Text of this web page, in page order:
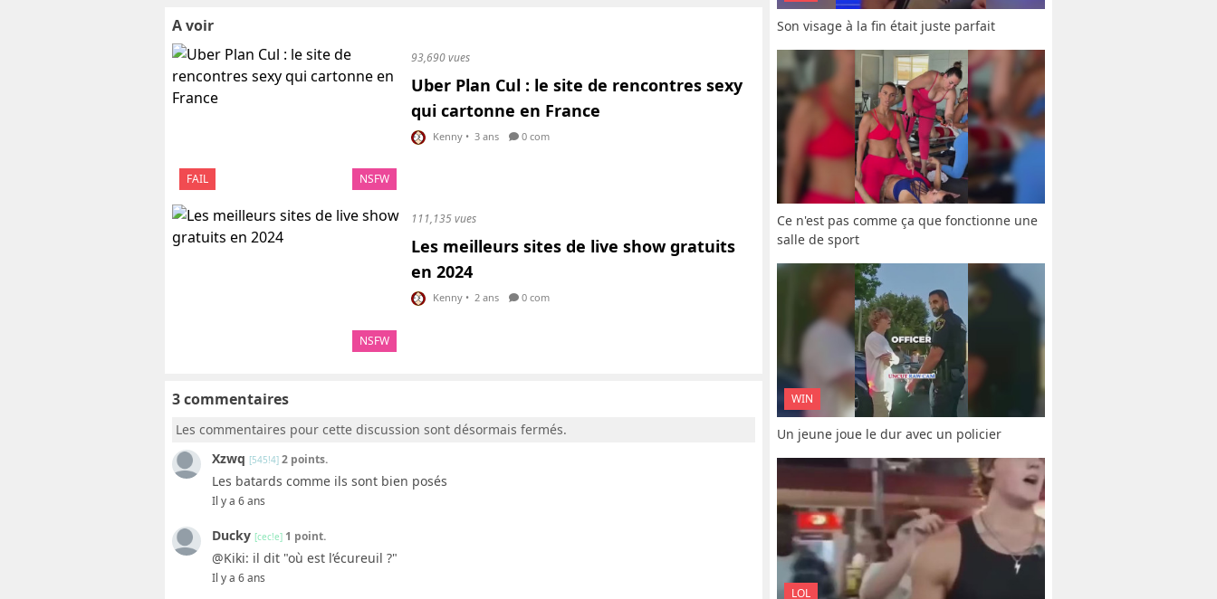
A voir
FAIL NSFW
93,690 vues
Uber Plan Cul : le site de rencontres sexy
qui cartonne en France
Kenny • 3 ans 0 com
NSFW
111,135 vues
Les meilleurs sites de live show gratuits
en 2024
Kenny • 2 ans 0 com
3 commentaires
Les commentaires pour cette discussion sont désormais fermés.
Xzwq [545!4] 2 points.
Les batards comme ils sont bien posés
Il y a 6 ans
Ducky [cec!e] 1 point.
@Kiki: il dit "où est l’écureuil ?"
Il y a 6 ans
Son visage à la fin était juste parfait
Ce n'est pas comme ça que fonctionne une
salle de sport
WIN
Un jeune joue le dur avec un policier
LOL